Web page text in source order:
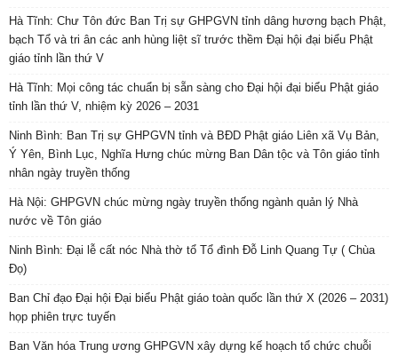
Hà Tĩnh: Chư Tôn đức Ban Trị sự GHPGVN tỉnh dâng hương bạch Phật,
bạch Tổ và tri ân các anh hùng liệt sĩ trước thềm Đại hội đại biểu Phật
giáo tỉnh lần thứ V
Hà Tĩnh: Mọi công tác chuẩn bị sẵn sàng cho Đại hội đại biểu Phật giáo
tỉnh lần thứ V, nhiệm kỳ 2026 – 2031
Ninh Bình: Ban Trị sự GHPGVN tỉnh và BĐD Phật giáo Liên xã Vụ Bản,
Ý Yên, Bình Lục, Nghĩa Hưng chúc mừng Ban Dân tộc và Tôn giáo tỉnh
nhân ngày truyền thống
Hà Nội: GHPGVN chúc mừng ngày truyền thống ngành quản lý Nhà
nước về Tôn giáo
Ninh Bình: Đại lễ cất nóc Nhà thờ tổ Tổ đình Đỗ Linh Quang Tự ( Chùa
Đọ)
Ban Chỉ đạo Đại hội Đại biểu Phật giáo toàn quốc lần thứ X (2026 – 2031)
họp phiên trực tuyến
Ban Văn hóa Trung ương GHPGVN xây dựng kế hoạch tổ chức chuỗi